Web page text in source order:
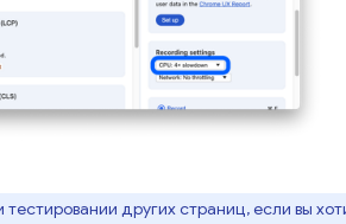
тестировании других страниц, если вы